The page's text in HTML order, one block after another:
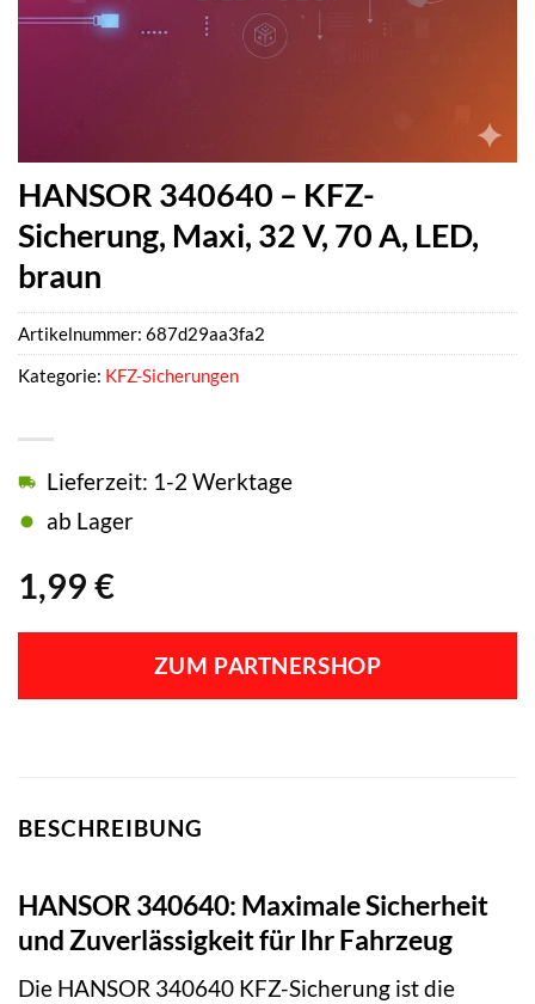
HANSOR 340640 – KFZ-
Sicherung, Maxi, 32 V, 70 A, LED,
braun
1,99 €
Lieferzeit: 1-2 Werktage
ab Lager
ZUM PARTNERSHOP
Artikelnummer: 687d29aa3fa2
Kategorie: KFZ-Sicherungen
BESCHREIBUNG
HANSOR 340640: Maximale Sicherheit
und Zuverlässigkeit für Ihr Fahrzeug
Die HANSOR 340640 KFZ-Sicherung ist die